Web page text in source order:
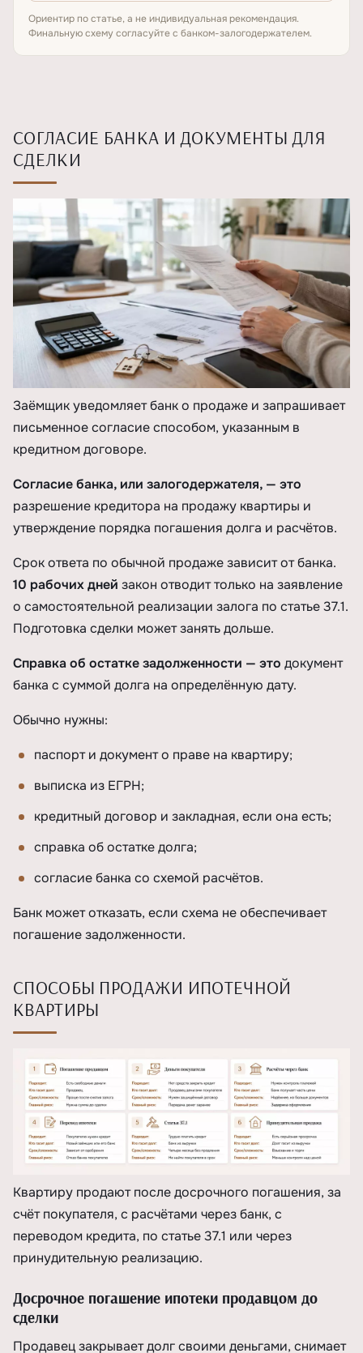
Ориентир по статье, а не индивидуальная рекомендация.
Финальную схему согласуйте с банком-залогодержателем.
СОГЛАСИЕ БАНКА И ДОКУМЕНТЫ ДЛЯ
СДЕЛКИ
Заёмщик уведомляет банк о продаже и запрашивает
письменное согласие способом, указанным в
кредитном договоре.
Согласие банка, или залогодержателя, — это
разрешение кредитора на продажу квартиры и
утверждение порядка погашения долга и расчётов.
Срок ответа по обычной продаже зависит от банка.
10 рабочих дней закон отводит только на заявление
о самостоятельной реализации залога по статье 37.1.
Подготовка сделки может занять дольше.
Справка об остатке задолженности — это документ
банка с суммой долга на определённую дату.
Обычно нужны:
паспорт и документ о праве на квартиру;
выписка из ЕГРН;
кредитный договор и закладная, если она есть;
справка об остатке долга;
согласие банка со схемой расчётов.
Банк может отказать, если схема не обеспечивает
погашение задолженности.
СПОСОБЫ ПРОДАЖИ ИПОТЕЧНОЙ
КВАРТИРЫ
Квартиру продают после досрочного погашения, за
счёт покупателя, с расчётами через банк, с
переводом кредита, по статье 37.1 или через
принудительную реализацию.
Досрочное погашение ипотеки продавцом до
сделки
Продавец закрывает долг своими деньгами, снимает